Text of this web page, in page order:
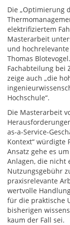
Die „Optimierung
elektrifiziertem
Masterarbeit
und hochrelevante
Thomas
Fachabteilung bei
zeige auch „die
Hochschule“.
Die Masterarbeit
as-a-Service-
Kontext“ würdigte
Ansatz gehe es
Anlagen, die nicht
Nutzungsgebühr
praxisrelevante
wertvolle
für die praktische
bisherigen
kaum der Fall sei.